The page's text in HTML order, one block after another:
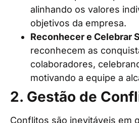
alinhando os valores
objetivos da empresa.
Reconhecer e Celebrar
reconhecem as
colaboradores,
motivando a equipe a
2. Gestão de
Conflitos são inevitáveis em